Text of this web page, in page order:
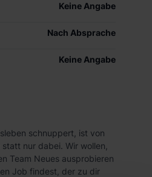
Keine Angabe
Nach Absprache
Keine Angabe
schnuppert, ist von
nur dabei. Wir wollen,
Team Neues ausprobieren
Job findest, der zu dir